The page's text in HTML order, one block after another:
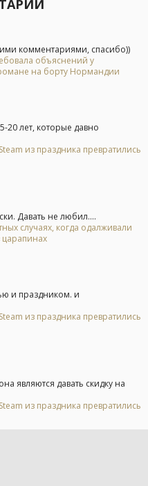
комментариями, спасибо))
объяснений у
на борту Нормандии
20 лет, которые давно
из праздника превратились
Давать не любил....
случаях, когда одалживали
царапинах
и праздником. и
из праздника превратились
являются давать скидку на
из праздника превратились